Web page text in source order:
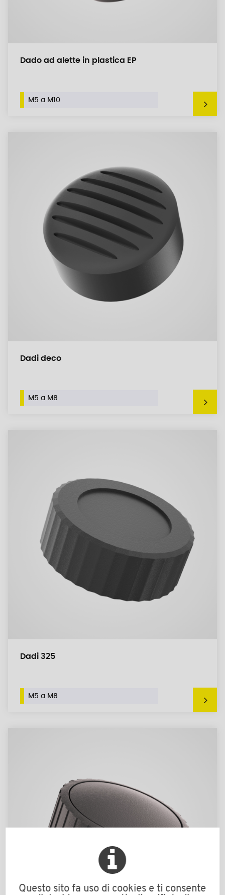
Dado ad alette in plastica EP
M5 a M10
Dadi deco
M5 a M8
Dadi 325
M5 a M8
Questo sito fa uso di cookies e ti consente